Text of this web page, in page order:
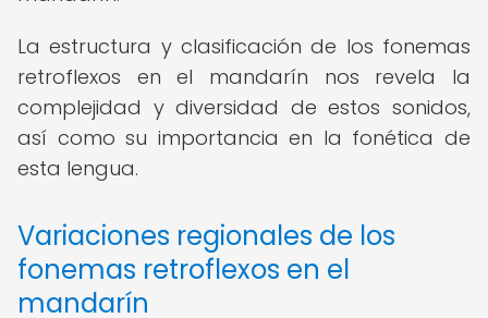
La estructura y clasificación de los fonemas
retroflexos en el mandarín nos revela la
complejidad y diversidad de estos sonidos,
así como su importancia en la fonética de
esta lengua.
Variaciones regionales de los
fonemas retroflexos en el
mandarín